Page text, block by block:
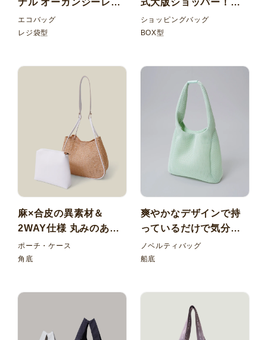
ナル オーガンジーレジ
袋型バッグ
エコバッグ
レジ袋型
式大版ショッパー！高
級感と実用性が嬉しい
ワリフBOX型バッグ フ
ショッピングバッグ
BOX型
麻×合皮の異素材＆
2WAY仕様 丸みのある
フォルムが可愛い麻角
底バッグと合皮ポーチ
ポーチ・ケース
角底
爽やかなデザインで持
っているだけで気分が
上がる！メッシュトー
トバッグ
ノベルティバッグ
船底